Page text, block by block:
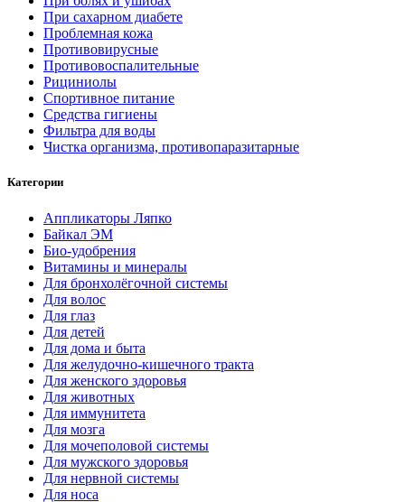
При сахарном диабете
Проблемная кожа
Противовирусные
Противовоспалительные
Рициниолы
Спортивное питание
Средства гигиены
Фильтра для воды
Чистка организма, противопаразитарные
Категории
Аппликаторы Ляпко
Байкал ЭМ
Био-удобрения
Витамины и минералы
Для бронхолёгочной системы
Для волос
Для глаз
Для детей
Для дома и быта
Для желудочно-кишечного тракта
Для женского здоровья
Для животных
Для иммунитета
Для мозга
Для мочеполовой системы
Для мужского здоровья
Для нервной системы
Для носа